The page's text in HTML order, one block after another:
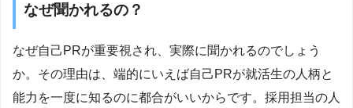
なぜ聞かれるの？
なぜ自己PRが重要視され、実際に聞かれるのでしょう
か。その理由は、端的にいえば自己PRが就活生の人柄と
能力を一度に知るのに都合がいいからです。採用担当の人